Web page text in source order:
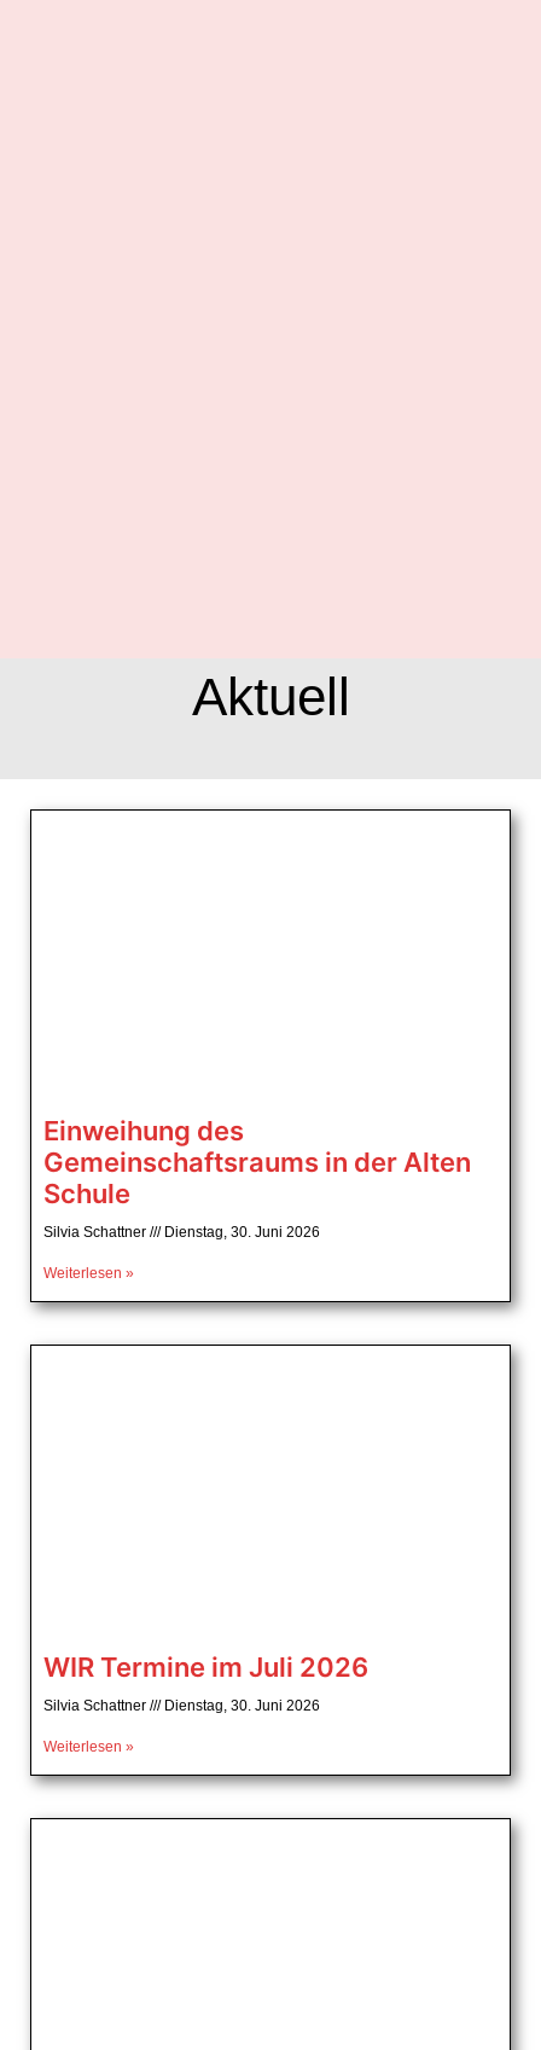
Aktuell
Einweihung des
Gemeinschaftsraums in der Alten
Schule
Silvia Schattner Dienstag, 30. Juni 2026
Weiterlesen »
WIR Termine im Juli 2026
Silvia Schattner Dienstag, 30. Juni 2026
Weiterlesen »